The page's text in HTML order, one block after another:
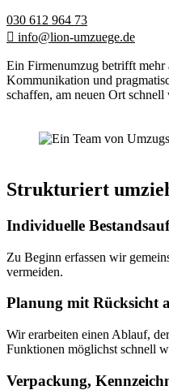
030 612 964 73
info@lion-umzuege.de
Ein Firmenumzug betrifft mehr
Kommunikation und
schaffen, am neuen Ort
Strukturiert
Individuelle
Zu Beginn erfassen wir
vermeiden.
Planung mit Rücksicht
Wir erarbeiten einen Ablauf,
Funktionen möglichst schnell
Verpackung,